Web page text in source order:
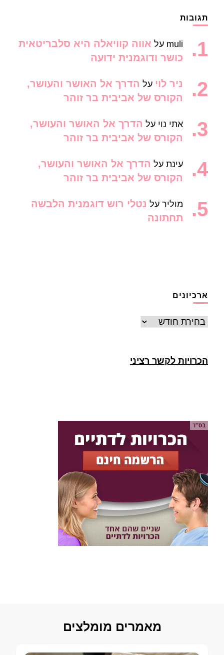
תגובות
muli על אווה קוויאלה היא סלבריטאית
כושר ודוגמנית ידועה
ניר לוי על הדרך אל האושר והעושר,
הקורס של אביבית בר זוהר
אתי נוי על הדרך אל האושר והעושר,
הקורס של אביבית בר זוהר
עינת על הדרך אל האושר והעושר,
הקורס של אביבית בר זוהר
מוליר על נטלי רוש דוגמנית הלבשה
תחתונה
ארכיונים
ארכיונים
הכרויות לקשר רציני
מאמרים מומלצים